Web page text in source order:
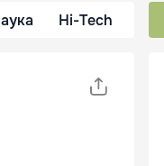
Hi-Tech